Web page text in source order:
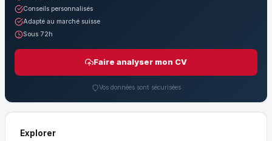
Conseils personnalisés
Adapté au marché suisse
Sous 72h
Faire analyser mon CV
Vos données sont sécurisées
Explorer